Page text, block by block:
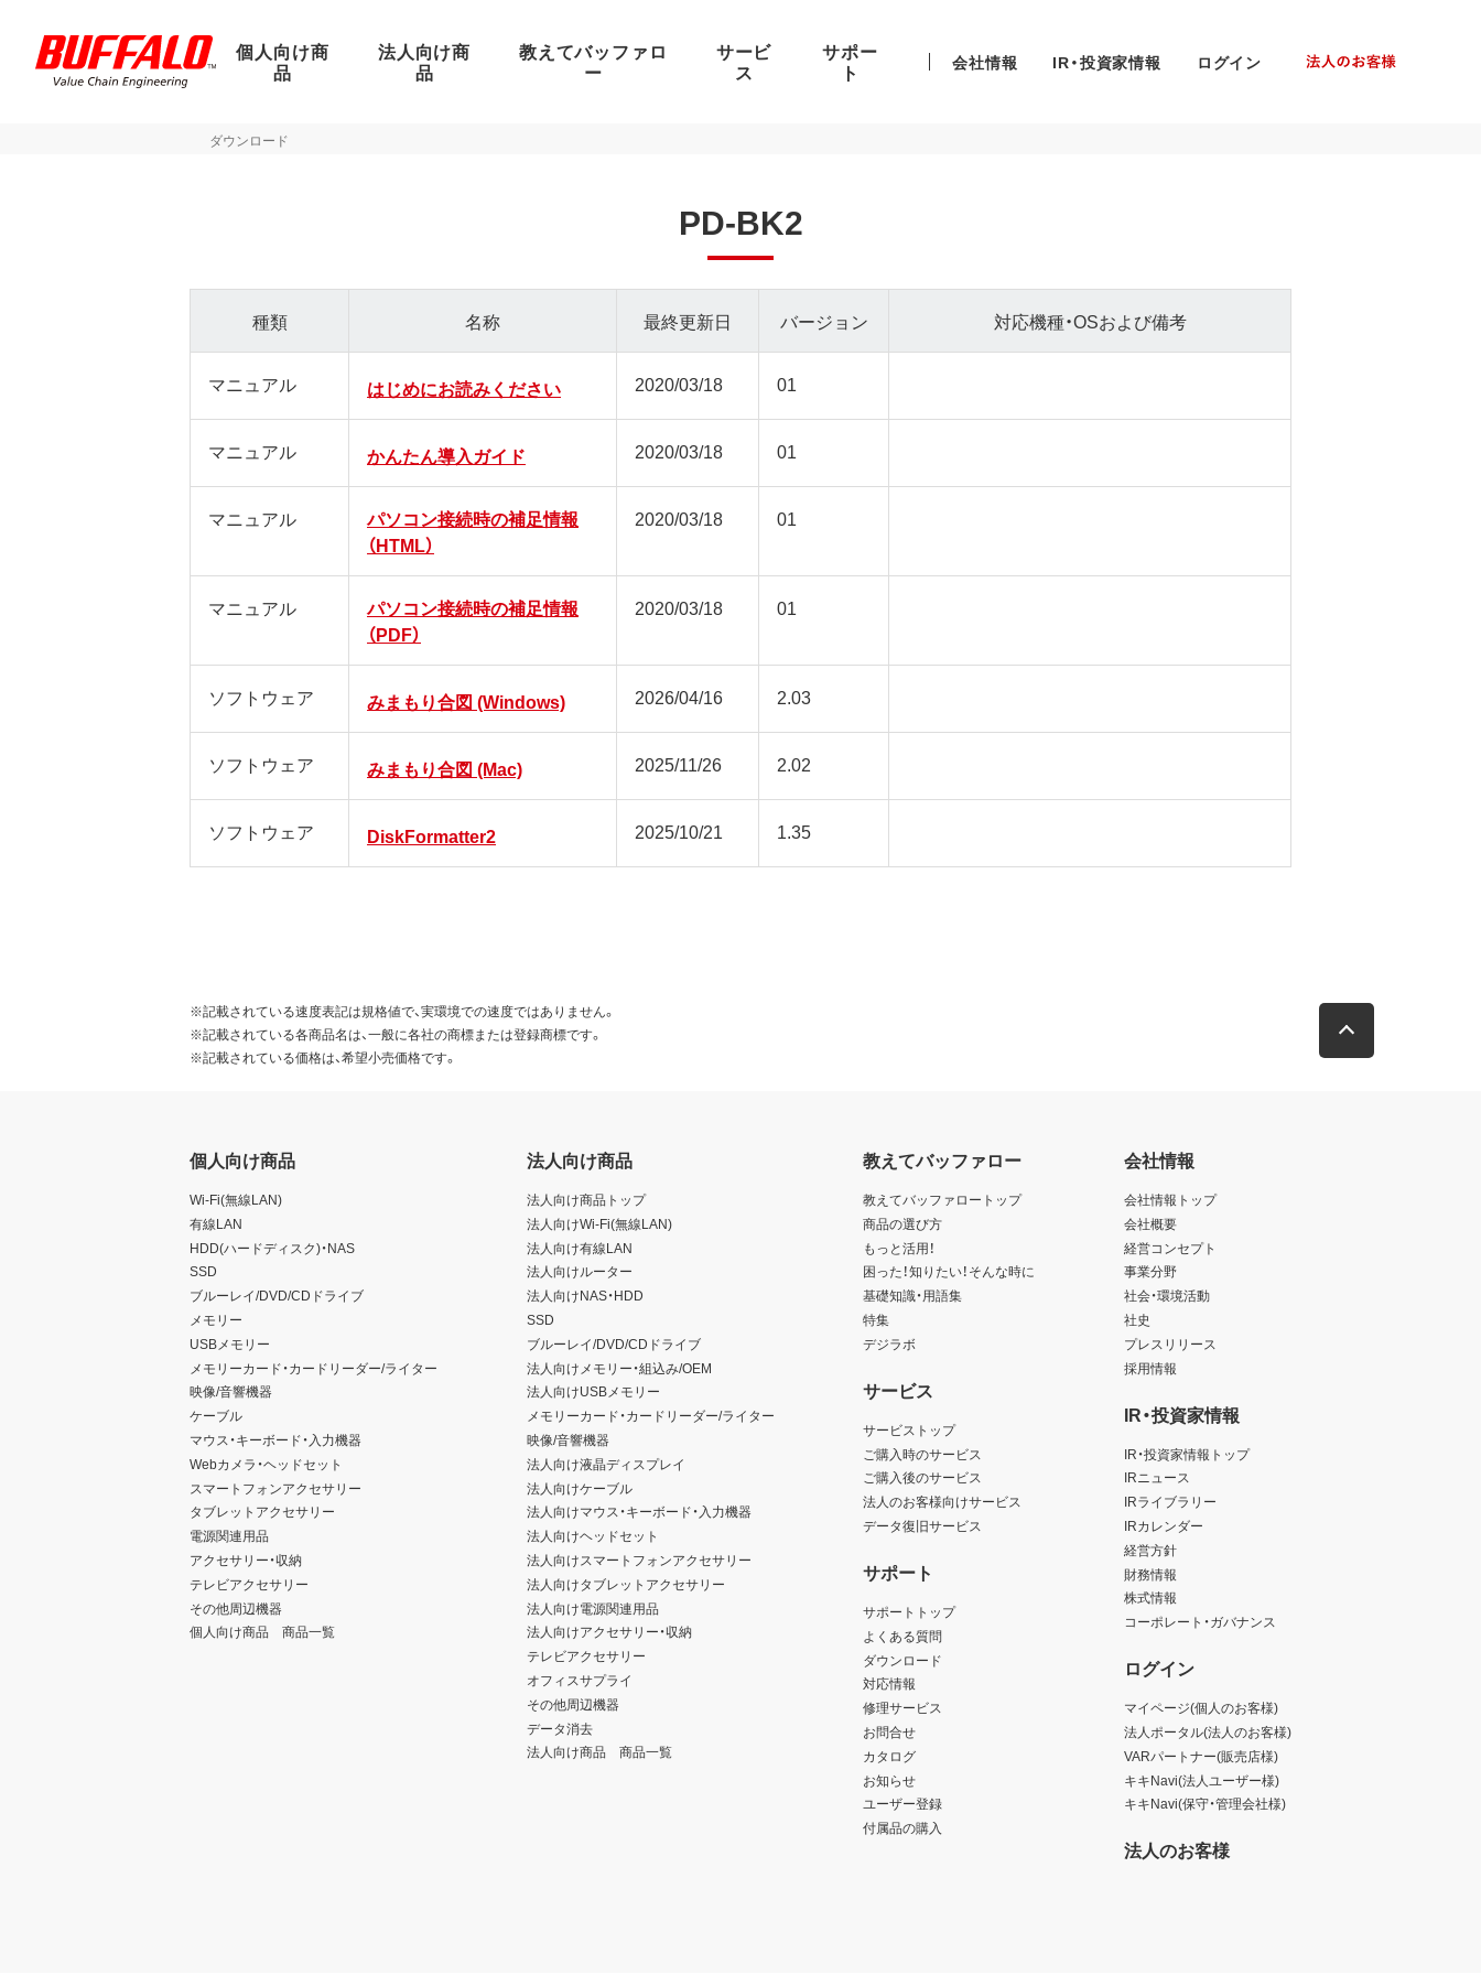
個人向け商
品
法人向け商
品
教えてバッファロ
ー
サービ
ス
サポー
ト 会社情報 IR・投資家情報 ログイン
ダウンロード
PD-BK2
種類 名称 最終更新日 バージョン 対応機種・OSおよび備考
マニュアル はじめにお読みください 2020/03/18 01
マニュアル かんたん導入ガイド 2020/03/18 01
マニュアル
パソコン接続時の補足情報
（HTML）
2020/03/18 01
マニュアル
パソコン接続時の補足情報
（PDF）
2020/03/18 01
ソフトウェア みまもり合図 (Windows) 2026/04/16 2.03
ソフトウェア みまもり合図 (Mac) 2025/11/26 2.02
ソフトウェア DiskFormatter2 2025/10/21 1.35
※記載されている速度表記は規格値で、実環境での速度ではありません。
※記載されている各商品名は、一般に各社の商標または登録商標です。
※記載されている価格は、希望小売価格です。
個人向け商品
Wi-Fi(無線LAN)
有線LAN
HDD(ハードディスク)・NAS
SSD
ブルーレイ/DVD/CDドライブ
メモリー
USBメモリー
メモリーカード・カードリーダー/ライター
映像/音響機器
ケーブル
マウス・キーボード・入力機器
Webカメラ・ヘッドセット
スマートフォンアクセサリー
タブレットアクセサリー
電源関連用品
アクセサリー・収納
テレビアクセサリー
その他周辺機器
個人向け商品 商品一覧
法人向け商品
法人向け商品トップ
法人向けWi-Fi(無線LAN)
法人向け有線LAN
法人向けルーター
法人向けNAS・HDD
SSD
ブルーレイ/DVD/CDドライブ
法人向けメモリー・組込み/OEM
法人向けUSBメモリー
メモリーカード・カードリーダー/ライター
映像/音響機器
法人向け液晶ディスプレイ
法人向けケーブル
法人向けマウス・キーボード・入力機器
法人向けヘッドセット
法人向けスマートフォンアクセサリー
法人向けタブレットアクセサリー
法人向け電源関連用品
法人向けアクセサリー・収納
テレビアクセサリー
オフィスサプライ
その他周辺機器
データ消去
法人向け商品 商品一覧
教えてバッファロー
教えてバッファロートップ
商品の選び方
もっと活用！
困った！知りたい！そんな時に
基礎知識・用語集
特集
デジラボ
サービス
サービストップ
ご購入時のサービス
ご購入後のサービス
法人のお客様向けサービス
データ復旧サービス
サポート
サポートトップ
よくある質問
ダウンロード
対応情報
修理サービス
お問合せ
カタログ
お知らせ
ユーザー登録
付属品の購入
会社情報
会社情報トップ
会社概要
経営コンセプト
事業分野
社会・環境活動
社史
プレスリリース
採用情報
IR・投資家情報
IR・投資家情報トップ
IRニュース
IRライブラリー
IRカレンダー
経営方針
財務情報
株式情報
コーポレート・ガバナンス
ログイン
マイページ(個人のお客様)
法人ポータル(法人のお客様)
VARパートナー(販売店様)
キキNavi(法人ユーザー様)
キキNavi(保守・管理会社様)
法人のお客様